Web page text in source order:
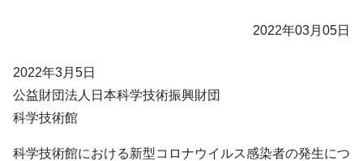
2022年03月05日
2022年3月5日
公益財団法人日本科学技術振興財団
科学技術館
科学技術館における新型コロナウイルス感染者の発生につ